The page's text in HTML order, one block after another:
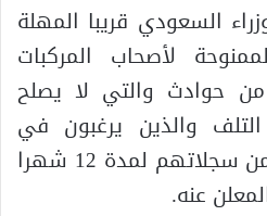
السعودي قريبا المهلة
لأصحاب المركبات
من حوادث والتي لا يصلح
والذين يرغبون في
من سجلاتهم لمدة 12 شهرا
عنه.